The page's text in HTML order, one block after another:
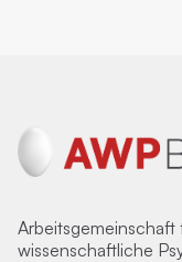
Arbeitsgemeinschaft
wissenschaftliche